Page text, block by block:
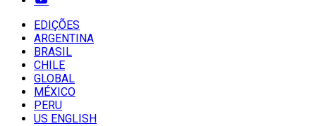
EDIÇÕES
ARGENTINA
BRASIL
CHILE
GLOBAL
MÉXICO
PERU
US ENGLISH